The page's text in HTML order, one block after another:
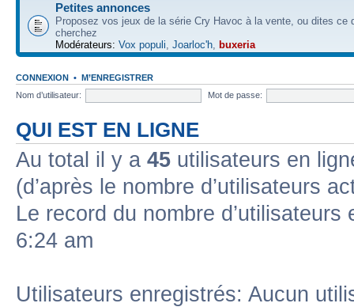
Petites annonces
Proposez vos jeux de la série Cry Havoc à la vente, ou dites ce
cherchez
Modérateurs: Vox populi, Joarloc'h, buxeria
CONNEXION • M’ENREGISTRER
Nom d’utilisateur:
Mot de passe:
QUI EST EN LIGNE
Au total il y a 45 utilisateurs en
(d’après le nombre d’utilisateurs
Le record du nombre
6:24 am
Utilisateurs enregistrés: Aucun